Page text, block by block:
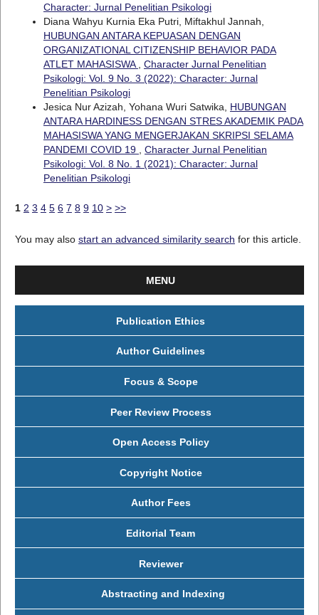
Character: Jurnal Penelitian Psikologi
Diana Wahyu Kurnia Eka Putri, Miftakhul Jannah,
HUBUNGAN ANTARA KEPUASAN DENGAN
ORGANIZATIONAL CITIZENSHIP BEHAVIOR PADA
ATLET MAHASISWA
Character Jurnal Penelitian
Psikologi: Vol. 9 No. 3 (2022): Character: Jurnal
Penelitian Psikologi
Jesica Nur Azizah, Yohana Wuri Satwika, HUBUNGAN
ANTARA HARDINESS DENGAN STRES AKADEMIK PADA
MAHASISWA YANG MENGERJAKAN SKRIPSI SELAMA
PANDEMI COVID 19
Character Jurnal Penelitian
Psikologi: Vol. 8 No. 1 (2021): Character: Jurnal
Penelitian Psikologi
1 2 3 4 5 6 7 8 9 10 > >>
You may also start an advanced similarity search for this article.
MENU
Publication Ethics
Author Guidelines
Focus & Scope
Peer Review Process
Open Access Policy
Copyright Notice
Author Fees
Editorial Team
Reviewer
Abstracting and Indexing